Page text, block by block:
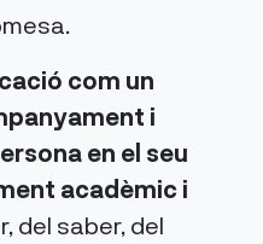
com un
i
en el seu
acadèmic i
del saber, del